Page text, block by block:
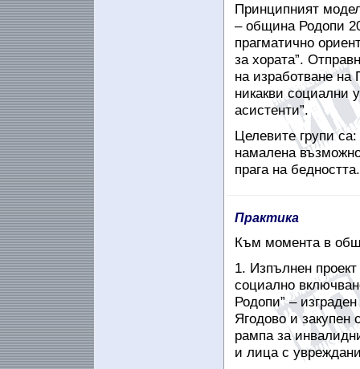
Принципният
– община Родопи
прагматично
за хората”.
на изработване на
никакви социални
асистенти”.
Целевите групи
намалена
прага на бедността.
Практика
Към момента в
1. Изпълнен
социално
Родопи” – изграден
Ягодово и закупен
рампа за
и лица с